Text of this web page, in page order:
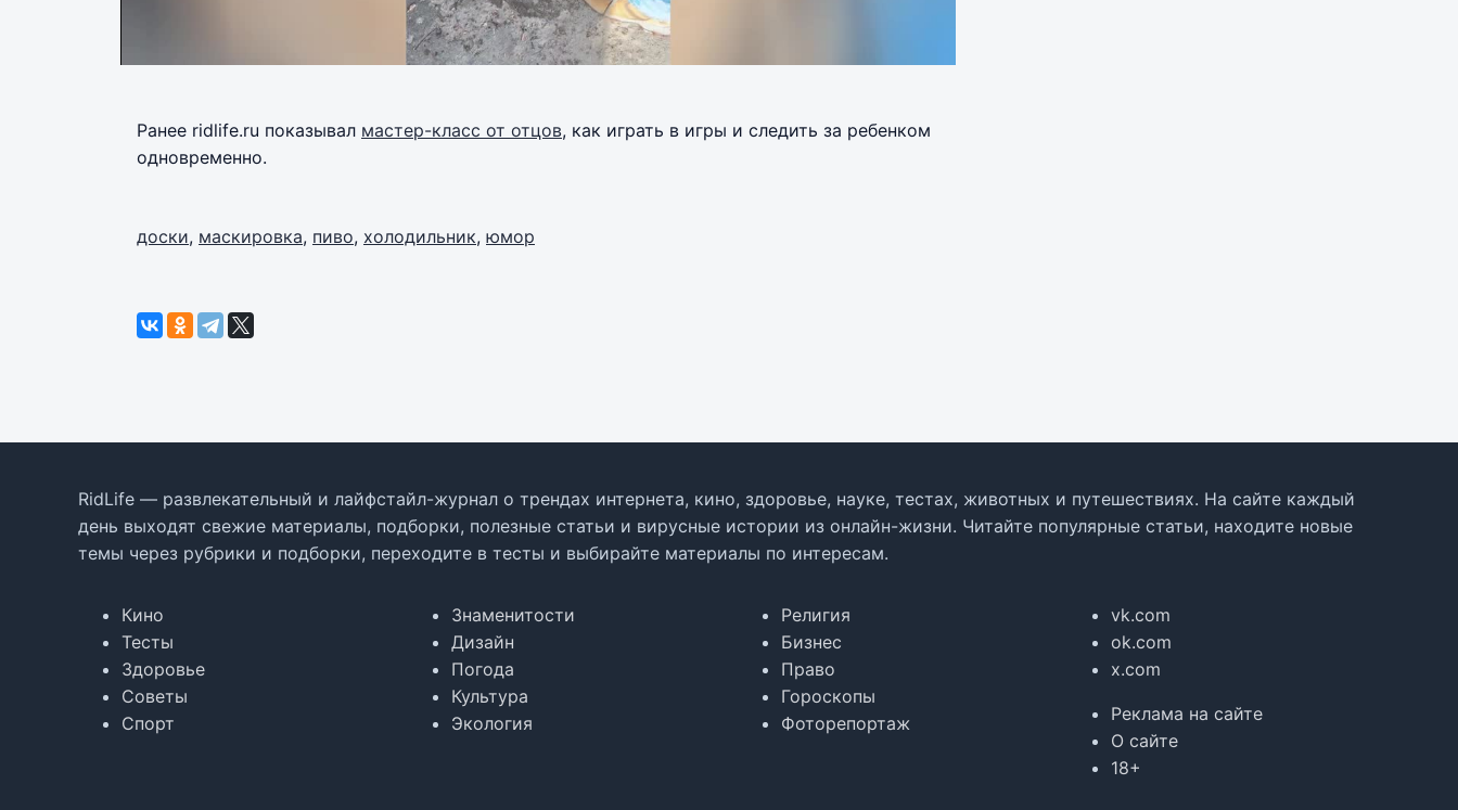
Ранее ridlife.ru показывал мастер-класс от отцов, как играть в игры и следить за ребенком
одновременно.
доски, маскировка, пиво, холодильник, юмор
RidLife — развлекательный и лайфстайл-журнал о трендах интернета, кино, здоровье, науке, тестах, животных и путешествиях. На сайте каждый
день выходят свежие материалы, подборки, полезные статьи и вирусные истории из онлайн-жизни. Читайте популярные статьи, находите новые
темы через рубрики и подборки, переходите в тесты и выбирайте материалы по интересам.
Кино
Тесты
Здоровье
Советы
Спорт
Знаменитости
Дизайн
Погода
Культура
Экология
Религия
Бизнес
Право
Гороскопы
Фоторепортаж
vk.com
ok.com
x.com
Реклама на сайте
О сайте
18+